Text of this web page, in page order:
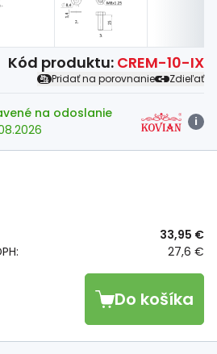
Kód produktu: CREM-10-IX
Pridať na porovnanie Zdieľať
na odoslanie
i
27,6 €
33,95 €
Do košíka